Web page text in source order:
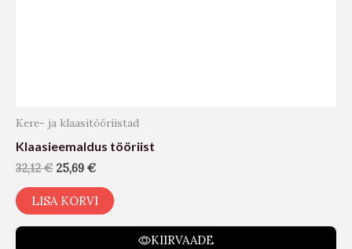
Kere- ja klaasitööriistad
Klaasieemaldus tööriist
32,12€ 25,69 €
LISA KORVI
KIIRVAADE